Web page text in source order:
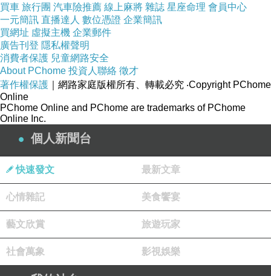
買車 旅行團 汽車險推薦 線上麻將 雜誌 星座命理 會員中心
一元簡訊 直播達人 數位憑證 企業簡訊
買網址 虛擬主機 企業郵件
廣告刊登 隱私權聲明
消費者保護 兒童網路安全
About PChome 投資人聯絡 徵才
著作權保護 ｜網路家庭版權所有、轉載必究 ‧Copyright PChome
Online
PChome Online and PChome are trademarks of PChome
Online Inc.
個人新聞台
快速發文 最新文章
心情雜記 美食饗宴
藝文欣賞 旅遊玩家
社會萬象 影視娛樂